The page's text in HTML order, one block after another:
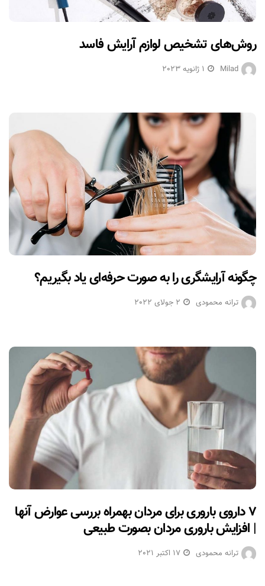
روش‌های تشخیص لوازم آرایش فاسد
Milad 1 ژانویه 2023
چگونه آرایشگری را به صورت حرفه‌ای یاد بگیریم؟
ترانه محمودی 2 جولای 2022
۷ داروی باروری برای مردان بهمراه بررسی عوارض آنها
| افزایش باروری مردان بصورت طبیعی
ترانه محمودی 17 اکتبر 2021